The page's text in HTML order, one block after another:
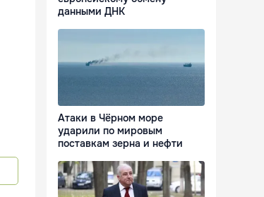
данными ДНК
Атаки в Чёрном море
ударили по мировым
поставкам зерна и нефти